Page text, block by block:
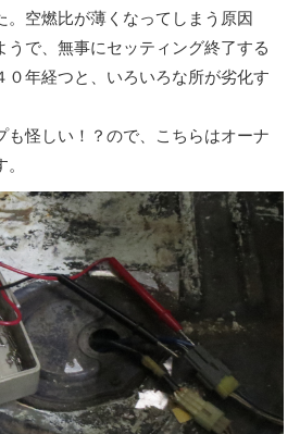
。空燃比が薄くなってしまう原因
うで、無事にセッティング終了する
０年経つと、いろいろな所が劣化す
も怪しい！？ので、こちらはオーナ